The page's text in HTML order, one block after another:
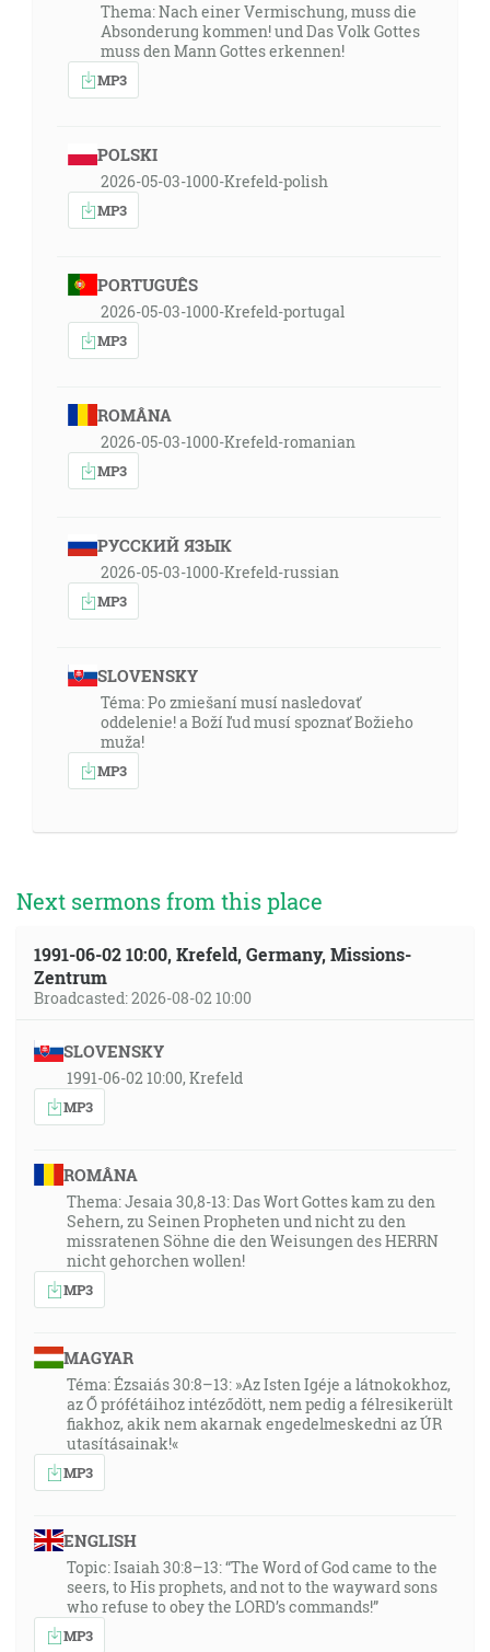
Thema: Nach einer Vermischung, muss die
Absonderung kommen! und Das Volk Gottes
muss den Mann Gottes erkennen!
MP3
POLSKI
2026-05-03-1000-Krefeld-polish
MP3
PORTUGUÊS
2026-05-03-1000-Krefeld-portugal
MP3
ROMÂNA
2026-05-03-1000-Krefeld-romanian
MP3
РУССКИЙ ЯЗЫК
2026-05-03-1000-Krefeld-russian
MP3
SLOVENSKY
Téma: Po zmiešaní musí nasledovať
oddelenie! a Boží ľud musí spoznať Božieho
muža!
MP3
Next sermons from this place
1991-06-02 10:00, Krefeld, Germany, Missions-
Zentrum
Broadcasted: 2026-08-02 10:00
SLOVENSKY
1991-06-02 10:00, Krefeld
MP3
ROMÂNA
Thema: Jesaia 30,8-13: Das Wort Gottes kam zu den
Sehern, zu Seinen Propheten und nicht zu den
missratenen Söhne die den Weisungen des HERRN
nicht gehorchen wollen!
MP3
MAGYAR
Téma: Ézsaiás 30:8–13: »Az Isten Igéje a látnokokhoz,
az Ő prófétáihoz intéződött, nem pedig a félresikerült
fiakhoz, akik nem akarnak engedelmeskedni az ÚR
utasításainak!«
MP3
ENGLISH
Topic: Isaiah 30:8–13: “The Word of God came to the
seers, to His prophets, and not to the wayward sons
who refuse to obey the LORD’s commands!”
MP3